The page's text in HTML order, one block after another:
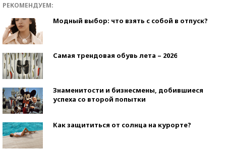
РЕКОМЕНДУЕМ:
Модный выбор: что взять с собой в отпуск?
Самая трендовая обувь лета – 2026
Знаменитости и бизнесмены, добившиеся
успеха со второй попытки
Как защититься от солнца на курорте?